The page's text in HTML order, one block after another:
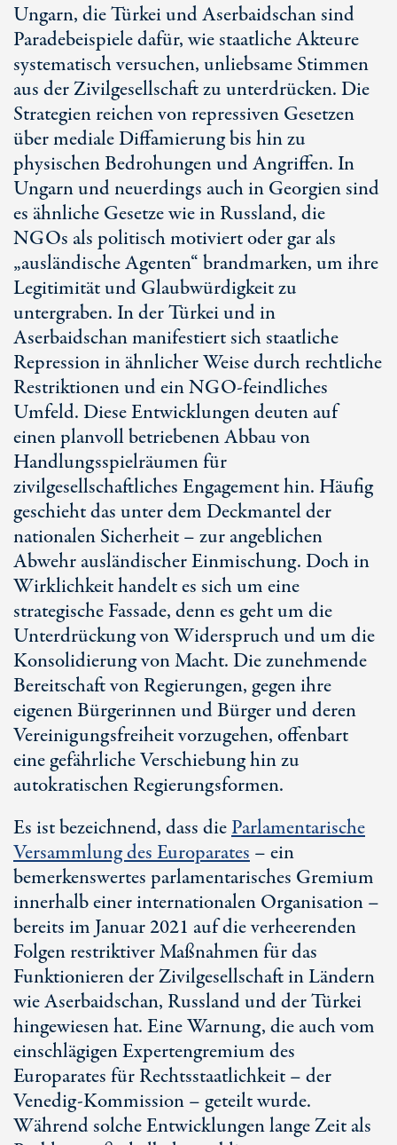
Ungarn, die Türkei und Aserbaidschan sind
Paradebeispiele dafür, wie staatliche Akteure
systematisch versuchen, unliebsame Stimmen
aus der Zivilgesellschaft zu unterdrücken. Die
Strategien reichen von repressiven Gesetzen
über mediale Diffamierung bis hin zu
physischen Bedrohungen und Angriffen. In
Ungarn und neuerdings auch in Georgien sind
es ähnliche Gesetze wie in Russland, die
NGOs als politisch motiviert oder gar als
„ausländische Agenten“ brandmarken, um ihre
Legitimität und Glaubwürdigkeit zu
untergraben. In der Türkei und in
Aserbaidschan manifestiert sich staatliche
Repression in ähnlicher Weise durch rechtliche
Restriktionen und ein NGO-feindliches
Umfeld. Diese Entwicklungen deuten auf
einen planvoll betriebenen Abbau von
Handlungsspielräumen für
zivilgesellschaftliches Engagement hin. Häufig
geschieht das unter dem Deckmantel der
nationalen Sicherheit – zur angeblichen
Abwehr ausländischer Einmischung. Doch in
Wirklichkeit handelt es sich um eine
strategische Fassade, denn es geht um die
Unterdrückung von Widerspruch und um die
Konsolidierung von Macht. Die zunehmende
Bereitschaft von Regierungen, gegen ihre
eigenen Bürgerinnen und Bürger und deren
Vereinigungsfreiheit vorzugehen, offenbart
eine gefährliche Verschiebung hin zu
autokratischen Regierungsformen.
Es ist bezeichnend, dass dieParlamentarische
Versammlung des Europarates– ein
bemerkenswertes parlamentarisches Gremium
innerhalb einer internationalen Organisation –
bereits im Januar 2021 auf die verheerenden
Folgen restriktiver Maßnahmen für das
Funktionieren der Zivilgesellschaft in Ländern
wie Aserbaidschan, Russland und der Türkei
hingewiesen hat. Eine Warnung, die auch vom
einschlägigen Expertengremium des
Europarates für Rechtsstaatlichkeit – der
Venedig-Kommission – geteilt wurde.
Während solche Entwicklungen lange Zeit als